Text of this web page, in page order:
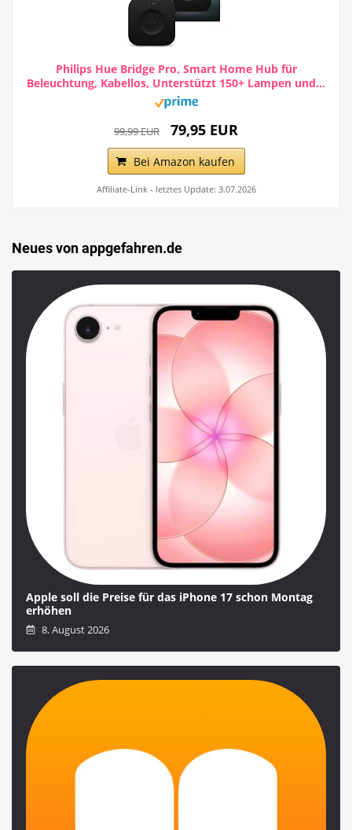
Philips Hue Bridge Pro, Smart Home Hub für
Beleuchtung, Kabellos, Unterstützt 150+ Lampen und...
99,99 EUR 79,95 EUR
Bei Amazon kaufen
Affiliate-Link - letztes Update: 3.07.2026
Neues von appgefahren.de
Apple soll die Preise für das iPhone 17 schon Montag
erhöhen
8. August 2026